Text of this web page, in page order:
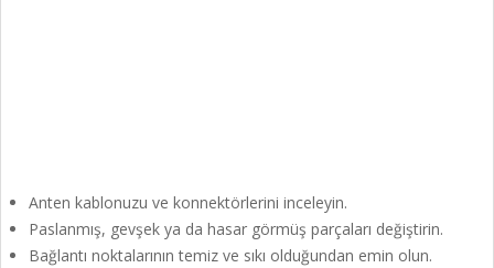
Anten kablonuzu ve konnektörlerini inceleyin.
Paslanmış, gevşek ya da hasar görmüş parçaları değiştirin.
Bağlantı noktalarının temiz ve sıkı olduğundan emin olun.